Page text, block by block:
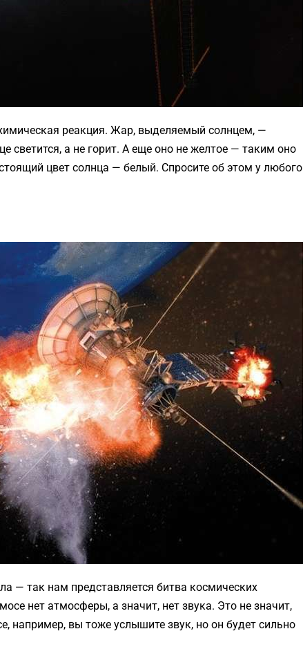
реакция. Жар, выделяемый солнцем, —
светится, а не горит. А еще оно не желтое — таким оно
цвет солнца — белый. Спросите об этом у любого
— так нам представляется битва космических
нет атмосферы, а значит, нет звука. Это не значит,
например, вы тоже услышите звук, но он будет сильно